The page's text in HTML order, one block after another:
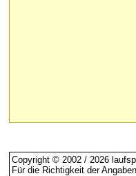
Copyright © 2002 / 2026
Für die Richtigkeit der